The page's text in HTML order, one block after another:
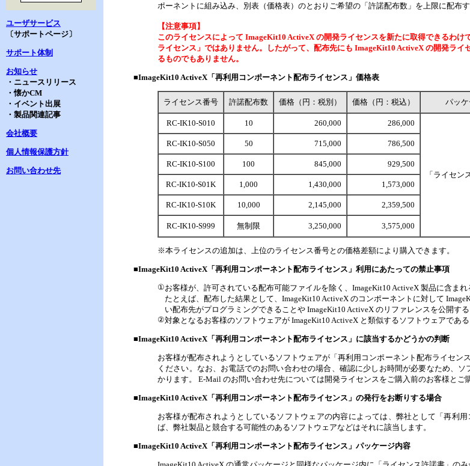
ユーザサービス
〔サポートページ〕
サポート体制
お知らせ
・ニュースリリース
・懐かCM
・イベント出展
・製品関連記事
会社概要
個人情報保護方針
お問い合わせ先
ポーネントに組み込み、別表（価格表）のとおりご希望の「許諾配布数」を上限に配布す
【注意事項】
このライセンスによって ImageKit10 ActiveX の開発ライセンスを新たに取得できるわ
ライセンス」ではありません。したがって、配布先にも ImageKit10 ActiveX の開発ラ
るものでもありません。
■ImageKit10 ActiveX「再利用コンポーネント配布ライセンス」価格表
ライセンス番号 許諾配布数 価格（円：税別） 価格（円：税込） パッ
RC-IK10-S010 10 260,000 286,000
「ライセン
RC-IK10-S050 50 715,000 786,500
RC-IK10-S100 100 845,000 929,500
RC-IK10-S01K 1,000 1,430,000 1,573,000
RC-IK10-S10K 10,000 2,145,000 2,359,500
RC-IK10-S999 無制限 3,250,000 3,575,000
※本ライセンスの追加は、上位のライセンス番号との価格差額により購入できます。
■ImageKit10 ActiveX「再利用コンポーネント配布ライセンス」利用にあたっての禁止事項
①お客様が、許可されている配布可能ファイルを除く、ImageKit10 ActiveX 製品に含ま
たとえば、配布した結果として、ImageKit10 ActiveX のコンポーネントに対して
い配布先がプログラミングできることや ImageKit10 ActiveX のリファレンスを公開する
②対象となるお客様のソフトウェアが ImageKit10 ActiveX と類似するソフトウェアである
■ImageKit10 ActiveX「再利用コンポーネント配布ライセンス」に該当するかどうかの判断
お客様が配布されようとしているソフトウェアが「再利用コンポーネント配布ライセ
ください。なお、お電話でのお問い合わせの場合、確認に少しお時間が必要なため、
かります。 E-Mail のお問い合わせ先については開発ライセンスをご購入前のお客様とご
■ImageKit10 ActiveX「再利用コンポーネント配布ライセンス」の発行をお断りする場合
お客様が配布されようとしているソフトウェアの内容によっては、弊社として「再利
ば、弊社製品と競合する可能性のあるソフトウェアなどはそれに該当します。
■ImageKit10 ActiveX「再利用コンポーネント配布ライセンス」パッケージ内容